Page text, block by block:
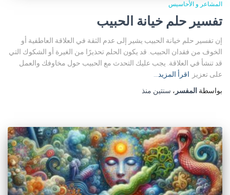
المشاعر و الأحاسيس
تفسير حلم خيانة الحبيب
إن تفسير حلم خيانة الحبيب يشير إلى عدم الثقة في العلاقة العاطفية أو
الخوف من فقدان الحبيب. قد يكون الحلم تحذيرًا من الغيرة أو الشكوك التي
قد تنشأ في العلاقة. يجب عليك التحدث مع الحبيب حول مخاوفك والعمل
على تعزيز
اقرأ المزيد…
بواسطة المفسر ، سنتين منذ